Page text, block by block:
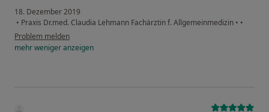
18. Dezember 2019
• Praxis Dr.med. Claudia Lehmann Fachärztin f. Allgemeinmedizin • •
Problem melden
mehrwenigeranzeigen